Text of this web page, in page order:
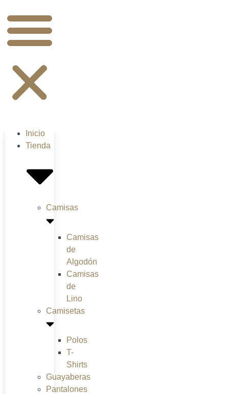
Inicio
Tienda
Camisas
Camisas
de
Algodón
Camisas
de
Lino
Camisetas
Polos
T-
Shirts
Guayaberas
Pantalones